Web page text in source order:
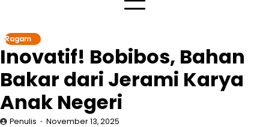
Ragam
Inovatif! Bobibos, Bahan
Bakar dari Jerami Karya
Anak Negeri
Penulis November 13, 2025